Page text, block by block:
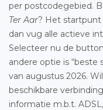
per postcodegebied.
Ter Aar? Het startpunt
dan vug alle actieve
Selecteer nu de
andere optie is
van augustus 2026.
beschikbare
informatie m.b.t.